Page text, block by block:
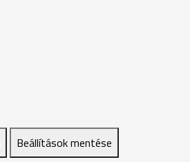
Beállítások mentése